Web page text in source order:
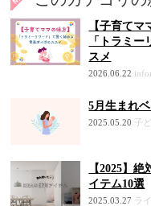
【子育て
「トラミ
スメ
2026.06.22
5月生まれ
2025.05.20 子
【2025】
イテム10選
2025.03.27 ラ